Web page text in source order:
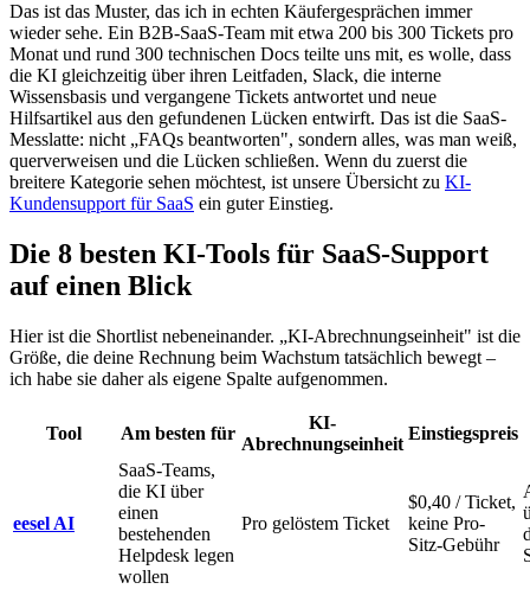
Das ist das Muster, das ich in echten Käufergesprächen immer
wieder sehe. Ein B2B-SaaS-Team mit etwa 200 bis 300 Tickets pro
Monat und rund 300 technischen Docs teilte uns mit, es wolle, dass
die KI gleichzeitig über ihren Leitfaden, Slack, die interne
Wissensbasis und vergangene Tickets antwortet und neue
Hilfsartikel aus den gefundenen Lücken entwirft. Das ist die SaaS-
Messlatte: nicht „FAQs beantworten", sondern alles, was man weiß,
querverweisen und die Lücken schließen. Wenn du zuerst die
breitere Kategorie sehen möchtest, ist unsere Übersicht zu KI-
Kundensupport für SaaS ein guter Einstieg.
Die 8 besten KI-Tools für SaaS-Support
auf einen Blick
Hier ist die Shortlist nebeneinander. „KI-Abrechnungseinheit" ist die
Größe, die deine Rechnung beim Wachstum tatsächlich bewegt –
ich habe sie daher als eigene Spalte aufgenommen.
Tool Am besten für
KI-
Abrechnungseinheit
Einstiegspreis
eesel AI
SaaS-Teams,
die KI über
einen
bestehenden
Helpdesk legen
wollen
Pro gelöstem Ticket
$0,40 / Ticket,
keine Pro-
Sitz-Gebühr